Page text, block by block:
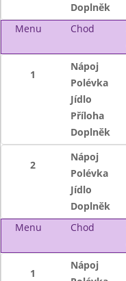
Doplněk
Menu
Chod
1
Nápoj
Polévka
Jídlo
Příloha
Doplněk
2
Nápoj
Polévka
Jídlo
Doplněk
Menu
Chod
1
Nápoj